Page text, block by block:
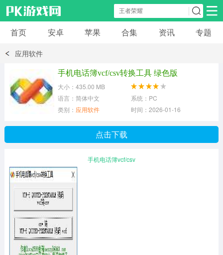
安卓应用 安卓游戏
模拟经营
首页 安卓 苹果 合集 资讯 专题
应用软件
手机电话簿vcf/csv转换工具 绿色版
大小：435.00 MB
语言：简体中文
系统：PC
类别： 应用软件 时间：2026-01-16
点击下载
手机电话簿vcf/csv